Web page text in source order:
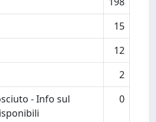
15
12
2
- Info sul
0